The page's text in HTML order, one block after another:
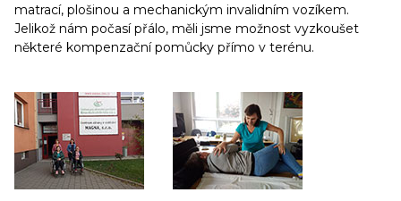
matrací, plošinou a mechanickým invalidním vozíkem.
Jelikož nám počasí přálo, měli jsme možnost vyzkoušet
některé kompenzační pomůcky přímo v terénu.